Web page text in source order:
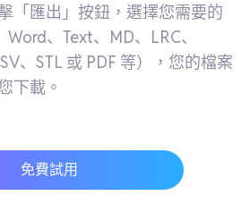
「匯出」按鈕，選擇您需要的
、Text、MD、LRC、
、STL 或 PDF 等），您的檔案
下載。
免費試用